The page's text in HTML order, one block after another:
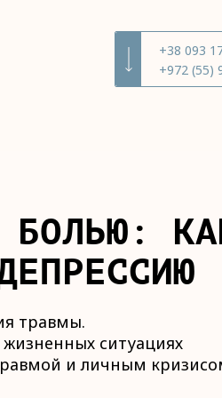
+38 093
+972 (55)
БОЛЬЮ:
травмы.
ситуациях
и личным